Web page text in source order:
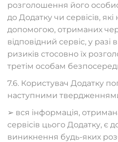
розголошення його
до Додатку чи сервісів,
допомогою, отриманих
відповідний сервіс, у
ризиків стосовно їх
третім особам
7.6. Користувач Додатку
наступними
➢ вся інформація,
сервісів цього Додатку, є
виникнення будь-яких